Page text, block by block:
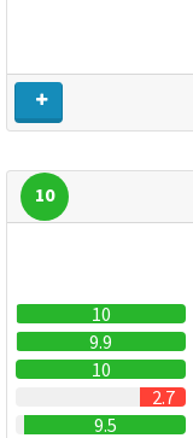
10
10
9.9
10
2.7
9.5